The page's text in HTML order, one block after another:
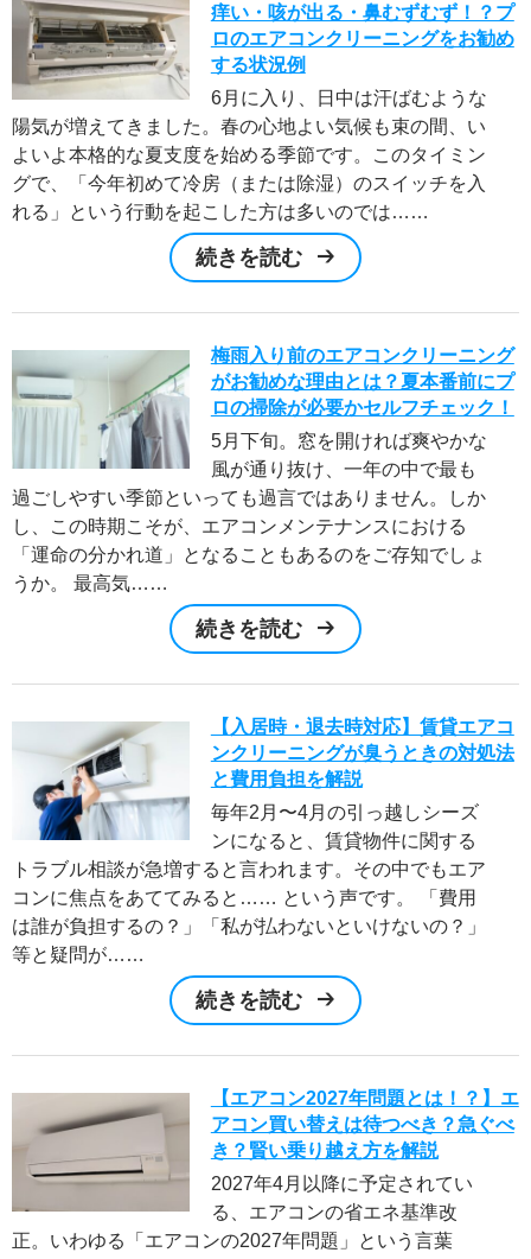
痒い・咳が出る・鼻むずむず！？プ
ロのエアコンクリーニングをお勧め
する状況例
6月に入り、日中は汗ばむような
陽気が増えてきました。春の心地よい気候も束の間、い
よいよ本格的な夏支度を始める季節です。このタイミン
グで、「今年初めて冷房（または除湿）のスイッチを入
れる」という行動を起こした方は多いのでは……
続きを読む
梅雨入り前のエアコンクリーニング
がお勧めな理由とは？夏本番前にプ
ロの掃除が必要かセルフチェック！
5月下旬。窓を開ければ爽やかな
風が通り抜け、一年の中で最も
過ごしやすい季節といっても過言ではありません。しか
し、この時期こそが、エアコンメンテナンスにおける
「運命の分かれ道」となることもあるのをご存知でしょ
うか。 最高気……
続きを読む
【入居時・退去時対応】賃貸エアコ
ンクリーニングが臭うときの対処法
と費用負担を解説
毎年2月〜4月の引っ越しシーズ
ンになると、賃貸物件に関する
トラブル相談が急増すると言われます。その中でもエア
コンに焦点をあててみると…… という声です。 「費用
は誰が負担するの？」「私が払わないといけないの？」
等と疑問が……
続きを読む
【エアコン2027年問題とは！？】エ
アコン買い替えは待つべき？急ぐべ
き？賢い乗り越え方を解説
2027年4月以降に予定されてい
る、エアコンの省エネ基準改
正。いわゆる「エアコンの2027年問題」という言葉